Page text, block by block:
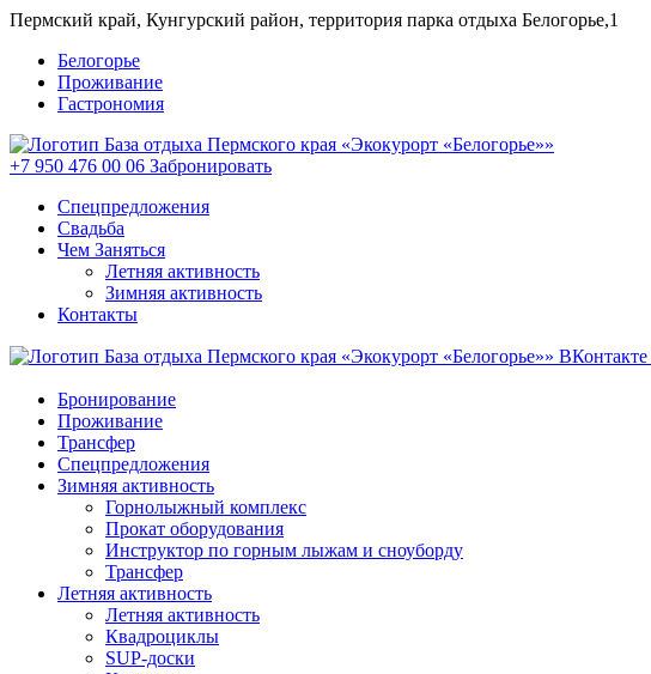
Пермский край, Кунгурский район, территория парка отдыха Белогорье,1
Белогорье
Проживание
Гастрономия
+7 950 476 00 06 Забронировать
Спецпредложения
Свадьба
Чем Заняться
Летняя активность
Зимняя активность
Контакты
ВКонтакте
Бронирование
Проживание
Трансфер
Спецпредложения
Зимняя активность
Горнолыжный комплекс
Прокат оборудования
Инструктор по горным лыжам и сноуборду
Трансфер
Летняя активность
Летняя активность
Квадроциклы
SUP-доски